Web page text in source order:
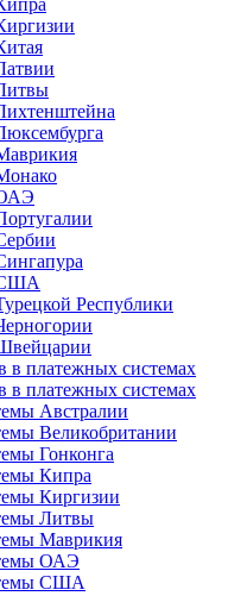
США
Республики
в платежных системах
в платежных системах
Австралии
Великобритании
Гонконга
Кипра
Киргизии
Литвы
Маврикия
ОАЭ
США